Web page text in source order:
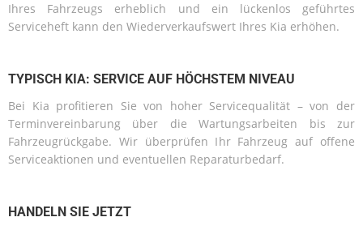
Ihres Fahrzeugs erheblich und ein lückenlos geführtes
Serviceheft kann den Wiederverkaufswert Ihres Kia erhöhen.
TYPISCH KIA: SERVICE AUF HÖCHSTEM NIVEAU
Bei Kia profitieren Sie von hoher Servicequalität – von der
Terminvereinbarung über die Wartungsarbeiten bis zur
Fahrzeugrückgabe. Wir überprüfen Ihr Fahrzeug auf offene
Serviceaktionen und eventuellen Reparaturbedarf.
HANDELN SIE JETZT